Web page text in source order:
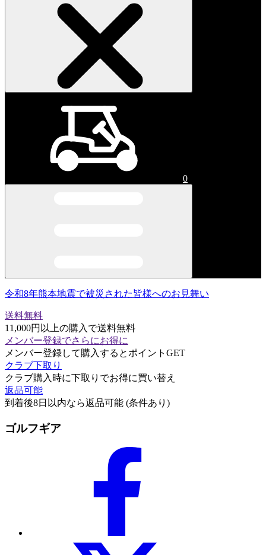
0
令和8年熊本地震で被災された皆様へのお見舞い
送料無料
11,000円以上の購入で送料無料
メンバー登録でさらにお得に
メンバー登録して購入するとポイントGET
クラブ下取り
クラブ購入時に下取りでお得に買い替え
返品可能
到着後8日以内なら返品可能 (条件あり)
ゴルフギア